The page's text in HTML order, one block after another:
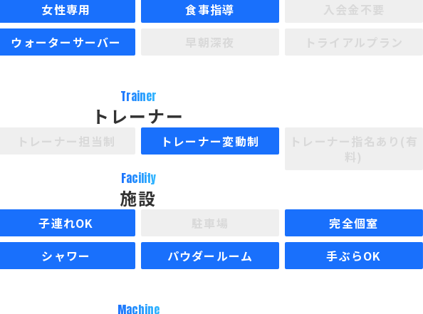
女性専用 食事指導
ウォーターサーバー
Trainer
トレーナー
トレーナー変動制
Facility
施設
子連れOK
完全個室
シャワー パウダールーム
手ぶらOK
Machine